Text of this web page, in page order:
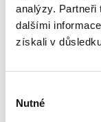
analýzy. Partneři
dalšími
získali v
souhlasu
Nutné